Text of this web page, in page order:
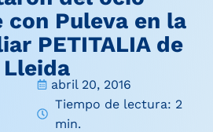
Puleva en la
PETITALIA de
Lleida
abril 20, 2016
Tiempo de lectura: 2
min.